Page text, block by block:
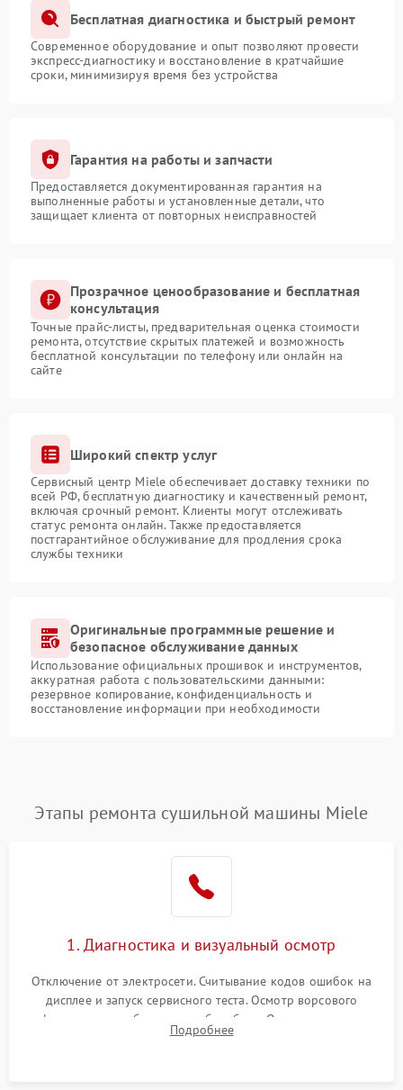
Бесплатная диагностика и быстрый ремонт
Современное оборудование и опыт позволяют провести
экспресс-диагностику и восстановление в кратчайшие
сроки, минимизируя время без устройства
Гарантия на работы и запчасти
Предоставляется документированная гарантия на
выполненные работы и установленные детали, что
защищает клиента от повторных неисправностей
Прозрачное ценообразование и бесплатная
консультация
Точные прайс-листы, предварительная оценка стоимости
ремонта, отсутствие скрытых платежей и возможность
бесплатной консультации по телефону или онлайн на
сайте
Широкий спектр услуг
Сервисный центр Miele обеспечивает доставку техники по
всей РФ, бесплатную диагностику и качественный ремонт,
включая срочный ремонт. Клиенты могут отслеживать
статус ремонта онлайн. Также предоставляется
постгарантийное обслуживание для продления срока
службы техники
Оригинальные программные решение и
безопасное обслуживание данных
Использование официальных прошивок и инструментов,
аккуратная работа с пользовательскими данными:
резервное копирование, конфиденциальность и
восстановление информации при необходимости
Этапы ремонта сушильной машины Miele
1. Диагностика и визуальный осмотр
Отключение от электросети. Считывание кодов ошибок на
дисплее и запуск сервисного теста. Осмотр ворсового
фильтра, теплообменника и барабана. Опрос клиента о
неисправностях (не сушит, не крутит барабан, сильно шумит
Подробнее